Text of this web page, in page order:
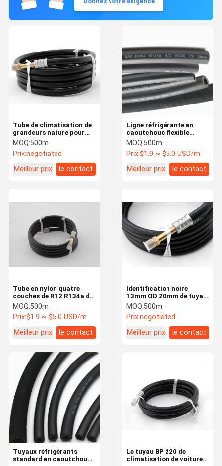
Maison Des Produits
Ligne réfrigérante en
caoutchouc flexible
tuyau 500psi de
climatisation pour le
système de bus
MOQ:500m
Prix:$1.9 ~ $5.0 USD/m
Meilleur prix
le contact
Tube de climatisation de
grandeurs nature pour
l'automobile, tuyau
d'échappement de
climatisation
MOQ:500m
Prix:negotiated
Meilleur prix
le contact
Identification noire
13mm OD 20mm de tuyau
de climatisation de
voiture de R134a
MOQ:500m
Prix:negotiated
Meilleur prix
le contact
Tube en nylon quatre
couches de R12 R134a de
tuyau automatique de
climatisation pour
l'usage de voiture
MOQ:500m
Prix:$1.9 ~ $5.0 USD/m
Meilleur prix
le contact
Le tuyau BP 220 de
climatisation de voiture
Tuyaux réfrigérants
standard en caoutchouc